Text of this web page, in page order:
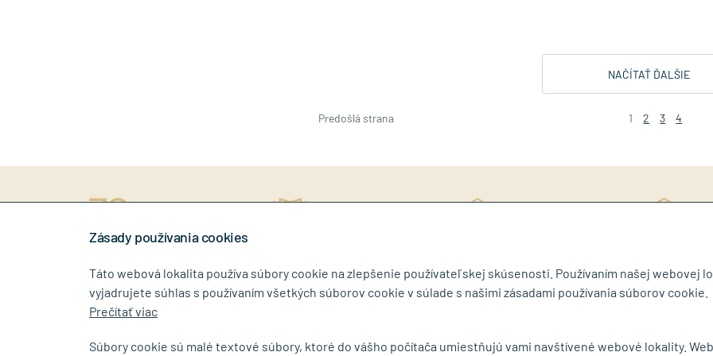
NAČÍTAŤ ĎALŠIE
Predošlá strana 1 2 3 4
prístup
0917 268 507 info@tinbyt.sk
Zásady používania cookies
Táto webová lokalita používa súbory cookie na zlepšenie používateľskej skúsenosti. Používaním našej webovej
vyjadrujete súhlas s používaním všetkých súborov cookie v súlade s našimi zásadami používania súborov cookie.
Prečítať viac
Súbory cookie sú malé textové súbory, ktoré do vášho počítača umiestňujú vami navštívené webové lokality.